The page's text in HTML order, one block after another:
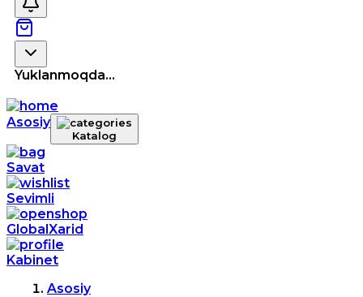
Yuklanmoqda...
Asosiy
Katalog
Savat
Sevimli
GlobalXarid
Kabinet
Asosiy